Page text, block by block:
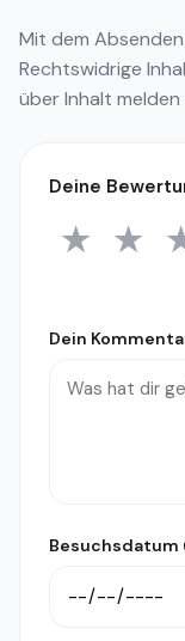
Mit dem
Rechtswidrige
überInhalt melden
Deine
1 Stern
★ 2
★
Dein
Besuchsdatum